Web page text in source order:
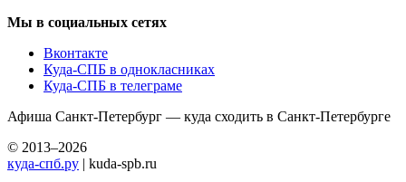
Мы в социальных сетях
Вконтакте
Куда-СПБ в однокласниках
Куда-СПБ в телеграме
Афиша Санкт-Петербург — куда сходить в Санкт-Петербурге
© 2013–2026
куда-спб.ру | kuda-spb.ru